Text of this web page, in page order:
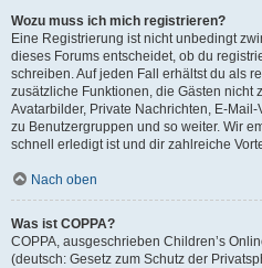
Wozu muss ich mich registrieren?
Eine Registrierung ist nicht unbedingt
dieses Forums entscheidet, ob du
schreiben. Auf jeden Fall erhältst du als
zusätzliche Funktionen, die Gästen nicht
Avatarbilder, Private Nachrichten, E-
zu Benutzergruppen und so weiter. Wir
schnell erledigt ist und dir zahlreiche
Nach oben
Was ist COPPA?
COPPA, ausgeschrieben Children’s
(deutsch: Gesetz zum Schutz der